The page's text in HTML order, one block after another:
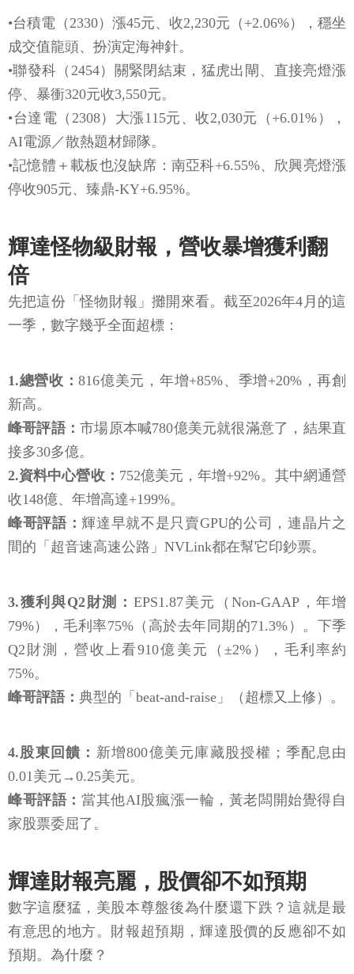
•台積電（2330）漲45元、收2,230元（+2.06%），穩坐
成交值龍頭、扮演定海神針。
•聯發科（2454）關緊閉結束，猛虎出閘、直接亮燈漲
停、暴衝320元收3,550元。
•台達電（2308）大漲115元、收2,030元（+6.01%），
AI電源／散熱題材歸隊。
•記憶體＋載板也沒缺席：南亞科+6.55%、欣興亮燈漲
停收905元、臻鼎-KY+6.95%。
輝達怪物級財報，營收暴增獲利翻
倍
先把這份「怪物財報」攤開來看。截至2026年4月的這
一季，數字幾乎全面超標：
1.總營收：816億美元，年增+85%、季增+20%，再創
新高。
峰哥評語：市場原本喊780億美元就很滿意了，結果直
接多30多億。
2.資料中心營收： 752億美元，年增+92%。其中網通營
收148億、年增高達+199%。
峰哥評語： 輝達早就不是只賣GPU的公司，連晶片之
間的「超音速高速公路」NVLink都在幫它印鈔票。
3.獲利與Q2財測： EPS1.87美元（Non-GAAP，年增
79%），毛利率75%（高於去年同期的71.3%）。下季
Q2財測，營收上看910億美元（±2%），毛利率約
75%。
峰哥評語： 典型的「beat-and-raise」（超標又上修）。
4.股東回饋： 新增800億美元庫藏股授權；季配息由
0.01美元→0.25美元。
峰哥評語： 當其他AI股瘋漲一輪，黃老闆開始覺得自
家股票委屈了。
輝達財報亮麗，股價卻不如預期
數字這麼猛，美股本尊盤後為什麼還下跌？這就是最
有意思的地方。財報超預期，輝達股價的反應卻不如
預期。為什麼？